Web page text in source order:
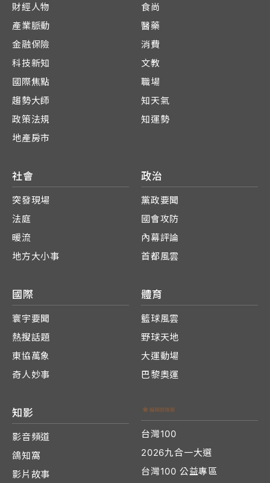
財經人物
產業脈動
金融保險
科技新知
國際焦點
趨勢大師
政策法規
地產房市
食尚
醫藥
消費
文教
職場
知天氣
知運勢
社會
突發現場
法庭
暖流
地方大小事
政治
黨政要聞
國會攻防
內幕評論
首都風雲
國際
寰宇要聞
熱搜話題
東協萬象
奇人妙事
體育
籃球風雲
野球天地
大運動場
巴黎奧運
知影
影音頻道
鴿知窩
影片故事
台灣100
2026九合一大選
台灣100 公益專區